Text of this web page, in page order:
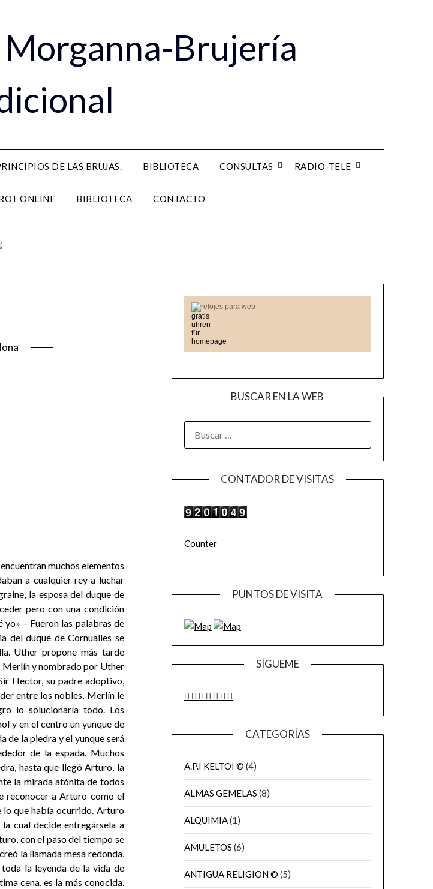
Brujería
DE LAS BRUJAS. BIBLIOTECA CONSULTAS RADIO-TELE
ONLINE BIBLIOTECA CONTACTO
muchos elementos
a cualquier rey a luchar
la esposa del duque de
pero con una condición
yo» – Fueron las palabras de
del duque de Cornualles se
Uther propone más tarde
Merlín y nombrado por Uther
Hector, su padre adoptivo,
entre los nobles, Merlín le
lo solucionaría todo. Los
y en el centro un yunque de
de la piedra y el yunque será
de la espada. Muchos
hasta que llegó Arturo, la
la mirada atónita de todos
reconocer a Arturo como el
que había ocurrido. Arturo
cual decide entregársela a
con el paso del tiempo se
la llamada mesa redonda,
la leyenda de la vida de
cena, es la más conocida.
relojes para web
BUSCAR EN LA WEB
CONTADOR DE VISITAS
Counter
PUNTOS DE VISITA
SÍGUEME
CATEGORÍAS
A.P.I KELTOI © (4)
ALMAS GEMELAS (8)
ALQUIMIA(1)
AMULETOS (6)
ANTIGUA RELIGION © (5)